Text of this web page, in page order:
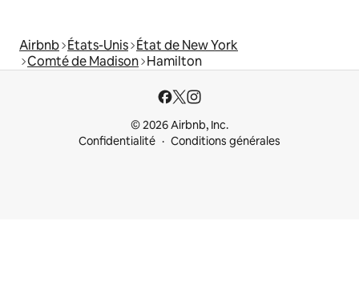
Airbnb États-Unis État de New York
Comté de Madison Hamilton
© 2026 Airbnb, Inc.
Confidentialité
Conditions générales